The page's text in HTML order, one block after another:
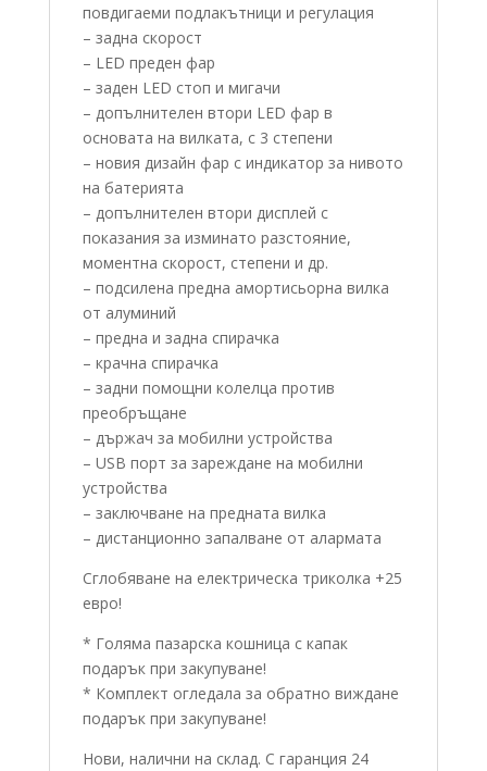
повдигаеми подлакътници и регулация
– задна скорост
– LED преден фар
– заден LED стоп и мигачи
– допълнителен втори LED фар в
основата на вилката, с 3 степени
– новия дизайн фар с индикатор за нивото
на батерията
– допълнителен втори дисплей с
показания за изминато разстояние,
моментна скорост, степени и др.
– подсилена предна амортисьорна вилка
от алуминий
– предна и задна спирачка
– крачна спирачка
– задни помощни колелца против
преобръщане
– държач за мобилни устройства
– USB порт за зареждане на мобилни
устройства
– заключване на предната вилка
– дистанционно запалване от алармата
Сглобяване на електрическа триколка +25
евро!
* Голяма пазарска кошница с капак
подарък при закупуване!
* Комплект огледала за обратно виждане
подарък при закупуване!
Нови, налични на склад. С гаранция 24